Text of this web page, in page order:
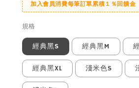
加入會員消費每筆訂單累積１％回饋金
規格
經典黑S 經典黑M
經典黑XL 淺米色S